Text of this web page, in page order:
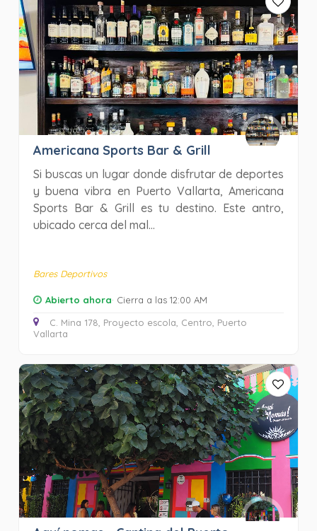
Americana Sports Bar & Grill
Si buscas un lugar donde disfrutar de deportes
y buena vibra en Puerto Vallarta, Americana
Sports Bar & Grill es tu destino. Este antro,
ubicado cerca del mal...
Bares Deportivos
Abierto ahora· Cierra a las 12:00 AM
C. Mina 178, Proyecto escola, Centro, Puerto
Vallarta